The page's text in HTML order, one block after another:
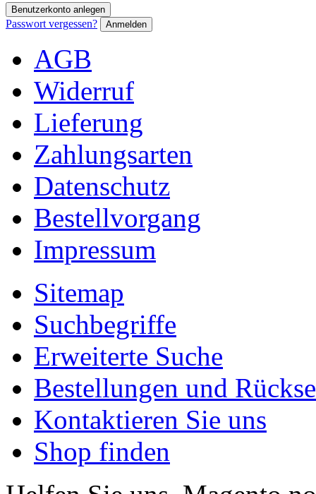
Benutzerkonto anlegen
Passwort vergessen? Anmelden
AGB
Widerruf
Lieferung
Zahlungsarten
Datenschutz
Bestellvorgang
Impressum
Sitemap
Suchbegriffe
Erweiterte Suche
Bestellungen und
Kontaktieren Sie uns
Shop finden